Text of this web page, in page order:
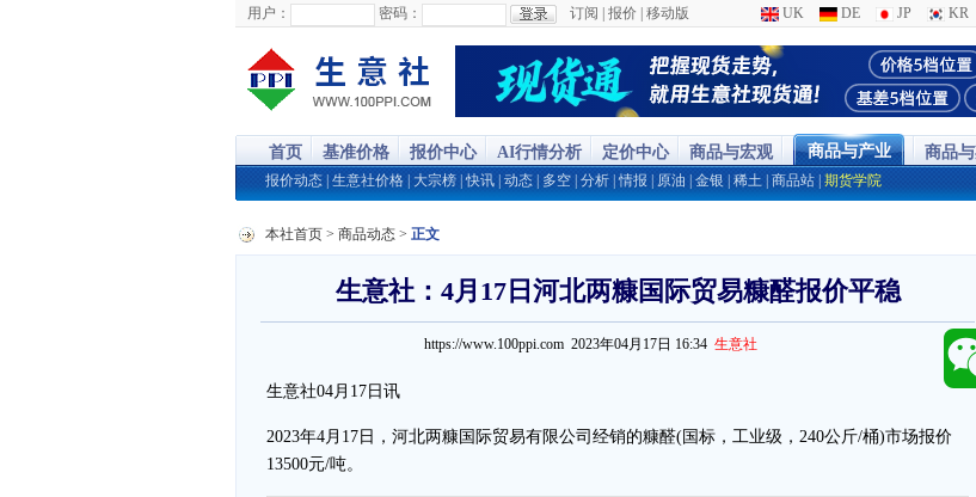
用户： 密码： 订阅 报价 移动版 UK DE JP KR
首页 基准价格 报价中心 AI行情分析 定价中心 商品与宏观 商品与产业 商品
报价动态 生意社价格 大宗榜 |快讯 动态 多空 分析 |情报 原油 金银 稀土 商品站 期货学院
本社首页 > 商品动态 > 正文
生意社：4月17日河北两糠国际贸易糠醛报价平稳
https://www.100ppi.com 2023年04月17日 16:34 生意社
生意社04月17日讯
2023年4月17日，河北两糠国际贸易有限公司经销的糠醛(国标，工业级，240公斤/桶)市场报价
13500元/吨。